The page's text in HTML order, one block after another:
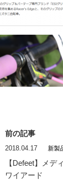
前の記事
2018.04.17 新製
【Defeet】メデ
ワイアード